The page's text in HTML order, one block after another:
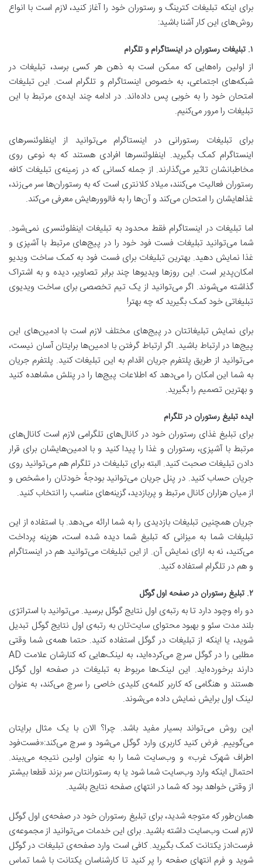
برای اینکه تبلیغات کترینگ و رستوران خود را آغاز کنید، لازم است با انواع
روش‌های این کار آشنا باشید:
۱. تبلیغات رستوران در اینستاگرام و تلگرام
از اولین راه‌هایی که ممکن است به ذهن هر کسی برسد، تبلیغات در
شبکه‌های اجتماعی، به خصوص اینستاگرام و تلگرام است. این تبلیغات
امتحان خود را به خوبی پس داده‌اند. در ادامه چند ایده‌ی مرتبط با این
تبلیغات را مرور می‌کنیم.
برای تبلیغات رستورانی در اینستاگرام می‌توانید از اینفلوئنسرهای
اینستاگرام کمک بگیرید. اینفلوئنسرها افرادی هستند که به نوعی روی
مخاطبانشان تاثیر می‌گذارند. از جمله کسانی که در زمینه‌ی تبلیغات کافه
رستوران فعالیت می‌کنند، میلاد کلانتری است که به رستوران‌ها سر می‌زند،
غذاهایشان را امتحان می‌کند و آن‌ها را به فالوورهایش معرفی می‌کند.
اما تبلیغات در اینستاگرام فقط محدود به تبلیغات اینفلوئنسری نمی‌شود.
شما می‌توانید تبلیغات فست فود خود را در پیج‌های مرتبط با آشپزی و
غذا نمایش دهید. بهترین تبلیغات برای فست فود به کمک ساخت ویدیو
امکان‌پدیر است. این روزها ویدیوها چند برابر تصاویر، دیده و به اشتراک
گذاشته می‌شوند. اگر می‌توانید از یک تیم تخصصی برای ساخت ویدیوی
تبلیغاتی خود کمک بگیرید که چه بهتر!
برای نمایش تبلیغاتتان در پیج‌های مختلف لازم است با ادمین‌های این
پیج‌ها در ارتباط باشید. اگر ارتباط گرفتن با ادمین‌ها برایتان آسان نیست،
می‌توانید از طریق پلتفرم جریان اقدام به این تبلیغات کنید. پلتفرم جریان
به شما این امکان را می‌دهد که اطلاعات پیج‌ها را در پنلش مشاهده کنید
و بهترین تصمیم را بگیرید.
ایده تبلیغ رستوران در تلگرام
برای تبلیغ غذای رستوران خود در کانال‌های تلگرامی لازم است کانال‌های
مرتبط با آشپزی، رستوران و غذا را پیدا کنید و با ادمین‌هایشان برای قرار
دادن تبلیغات صحبت کنید. البته برای تبلیغات در تلگرام هم می‌توانید روی
جریان حساب کنید. در پنل جریان می‌توانید بودجهٔ خودتان را مشخص و
از میان هزاران کانال مرتبط و پربازدید، گزینه‌های مناسب را انتخاب کنید.
جریان همچنین تبلیغات بازدیدی را به شما ارائه می‌دهد. با استفاده از این
تبلیغات شما به میزانی که تبلیغ شما دیده شده است، هزینه پرداخت
می‌کنید، نه به ازای نمایش آن. از این تبلیغات می‌توانید هم در اینستاگرام
و هم در تلگرام استفاده کنید.
۲. تبلیغ رستوران در صفحه اول گوگل
دو راه وچود دارد تا به رتبه‌ی اول نتایج گوگل برسید. می‌توانید با استراتژی
بلند مدت سئو و بهبود محتوای سایت‌تان به رتبه‌ی اول نتایج گوگل تبدیل
شوید، یا اینکه از تبلیغات در گوگل استفاده کنید. حتما همه‌ی شما وقتی
مطلبی را در گوگل سرچ می‌کرده‌اید، به لینک‌هایی که کنارشان علامت AD
دارند برخورده‌اید. این لینک‌ها مربوط به تبلیغات در صفحه اول گوگل
هستند و هنگامی که کاربر کلمه‌ی کلیدی خاصی را سرچ می‌کند، به عنوان
لینک اول برایش نمایش داده می‌شوند.
این روش می‌تواند بسیار مفید باشد. چرا؟ الان با یک مثال برایتان
می‌گوییم. فرض کنید کاربری وارد گوگل می‌شود و سرچ می‌کند:«فست‌فود
اطراف شهرک غرب» و وب‌سایت شما را به عنوان اولین نتیجه می‌بیند.
احتمال اینکه وارد وب‌سایت شما شود یا به رستورانتان سر بزند قطعا بیشتر
از وقتی خواهد بود که شما در انتهای صفحه نتایج باشید.
همان‌طور که متوجه شدید، برای تبلیغ رستوران خود در صفحه‌ی اول گوگل
لازم است وب‌سایت داشته باشید. برای این خدمات می‌توانید از مجموعه‌ی
فرست‌ادز یکتانت کمک بگیرید. کافی‌ است وارد صفحه‌ی تبلیغات در گوگل
شوید و فرم انتهای صفحه‌ را پر کنید تا کارشناسان یکتانت با شما تماس